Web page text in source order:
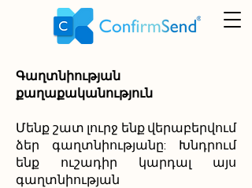
Գաղտնիության
քաղաքականություն
Մենք շատ լուրջ ենք վերաբերվում
ձեր գաղտնիությանը: Խնդրում
ենք ուշադիր կարդալ այս
գաղտնիության